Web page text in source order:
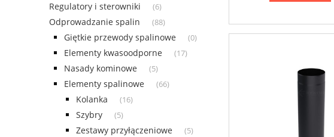
Regulatory i sterowniki (6)
Odprowadzanie spalin (88)
Giętkie przewody spalinowe (0)
Elementy kwasoodporne (17)
Nasady kominowe (5)
Elementy spalinowe (66)
Kolanka (16)
Szybry (5)
Zestawy przyłączeniowe (5)